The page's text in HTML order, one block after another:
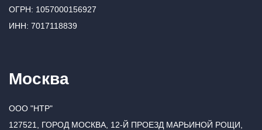
ОГРН: 1057000156927
ИНН: 7017118839
Москва
ООО "НТР"
127521, ГОРОД МОСКВА, 12-Й ПРОЕЗД МАРЬИНОЙ РОЩИ,